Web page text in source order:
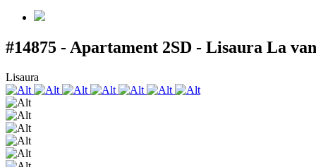
#14875 - Apartament 2SD - Lisaura La
Lisaura